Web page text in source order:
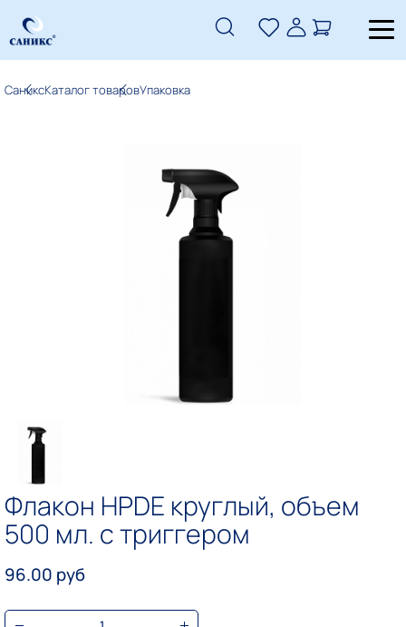
СаниксКаталог товаровУпаковка
Флакон HPDE круглый, объем
500 мл. с триггером
96.00 руб